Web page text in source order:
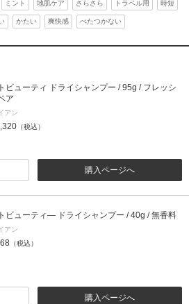
ミント 地肌ケア さらさら トラベル用 時短
かたい 爽快感 べたつかない
ビューティ ドライシャンプー / 95g / フレッシ
ア
アン
（税込）
購入ページへ
ビューティ― ドライシャンプー / 40g / 無香料
アン
（税込）
購入ページへ